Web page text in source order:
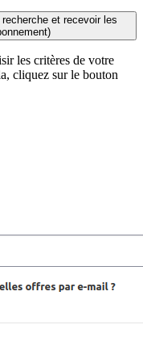
et recevoir les
les critères de votre
cliquez sur le bouton